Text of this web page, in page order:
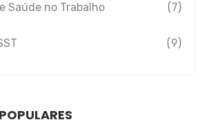
Saúde no Trabalho (7)
(9)